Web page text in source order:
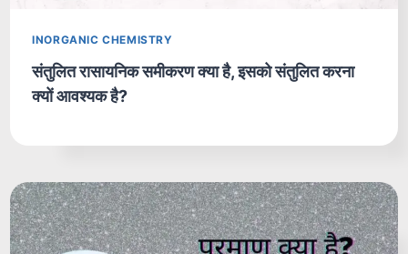
INORGANIC CHEMISTRY
संतुलित रासायनिक समीकरण क्या है, इसको संतुलित करना
क्यों आवश्यक है?